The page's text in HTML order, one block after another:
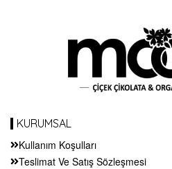
KURUMSAL
Kullanım Koşulları
Teslimat Ve Satış Sözleşmesi